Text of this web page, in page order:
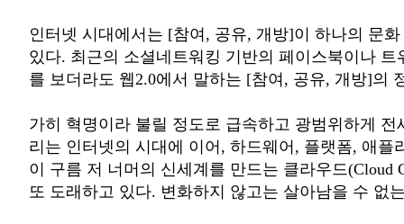
인터넷 시대에서는 [참여, 공유, 개방]이 하나의 문
있다. 최근의 소셜네트워킹 기반의 페이스북이나 트
를 보더라도 웹2.0에서 말하는 [참여, 공유, 개방]의
가히 혁명이라 불릴 정도로 급속하고 광범위하게 전
리는 인터넷의 시대에 이어, 하드웨어, 플랫폼, 애플
이 구름 저 너머의 신세계를 만드는 클라우드(Cloud
또 도래하고 있다. 변화하지 않고는 살아남을 수 없